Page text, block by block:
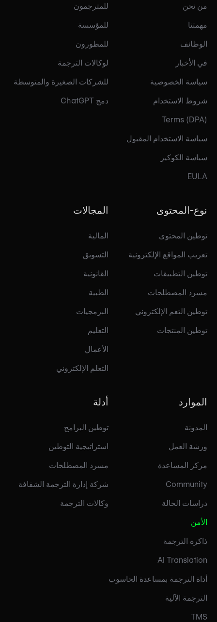
من نحن
مهمتنا
الوظائف
في الأخبار
سياسة الخصوصية
شروط الاستخدام
Terms (DPA)
سياسة الاستخدام المقبول
سياسة الكوكيز
EULA
للمترجمون
للمؤسسة
للمطورون
لوكالات الترجمة
للشركات الصغيرة والمتوسطة
دمج ChatGPT
نوع-المحتوى
توطين المحتوى
تعريب المواقع الإلكترونية
توطين التطبيقات
مسرد المصطلحات
توطين التعم الإلكتروني
توطين المنتجات
المجالات
المالية
التسويق
القانونية
الطبية
البرمجيات
التعليم
الأعمال
التعلم الإلكتروني
الموارد
المدونة
ورشة العمل
مركز المساعدة
Community
دراسات الحالة
الأمن
ذاكرة الترجمة
AI Translation
أداة الترجمة بمساعدة الحاسوب
الترجمة الآلية
TMS
أدلة
توطين البرامج
استراتيجية التوطين
مسرد المصطلحات
شركة إدارة الترجمة الشفافة
وكالات الترجمة